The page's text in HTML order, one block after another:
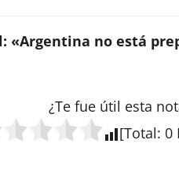
«Argentina no está
¿Te fue útil esta
[Total: 0